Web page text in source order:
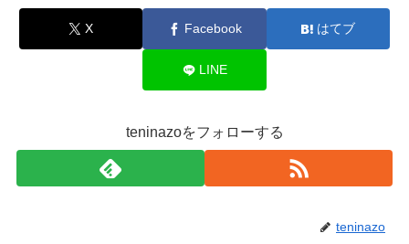
X Facebook はてブ
LINE
teninazoをフォローする
teninazo